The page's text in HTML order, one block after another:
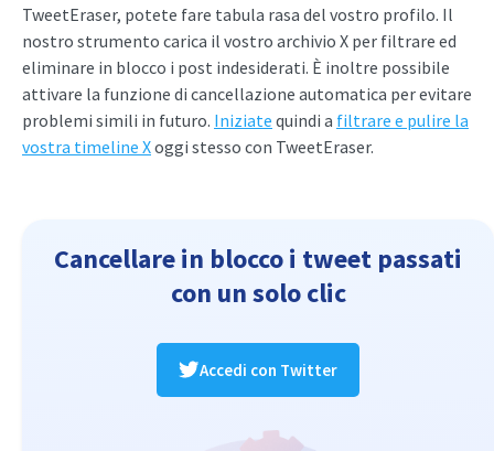
TweetEraser, potete fare tabula rasa del vostro profilo. Il
nostro strumento carica il vostro archivio X per filtrare ed
eliminare in blocco i post indesiderati. È inoltre possibile
attivare la funzione di cancellazione automatica per evitare
problemi simili in futuro. Iniziate quindi a filtrare e pulire la
vostra timeline Xoggi stesso con TweetEraser.
Cancellare in blocco i tweet passati
con un solo clic
Accedi con Twitter